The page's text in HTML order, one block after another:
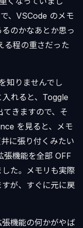
、VSCode のメモ
のかなあとか思っ
る程の重さだった
知りませんでし
れると、Toggle
きますので、そ
を見ると、メモ
に張り付くみたい
張機能を全部 OFF
た。メモリも実際
が、すぐに元に戻
機能の何かがやば